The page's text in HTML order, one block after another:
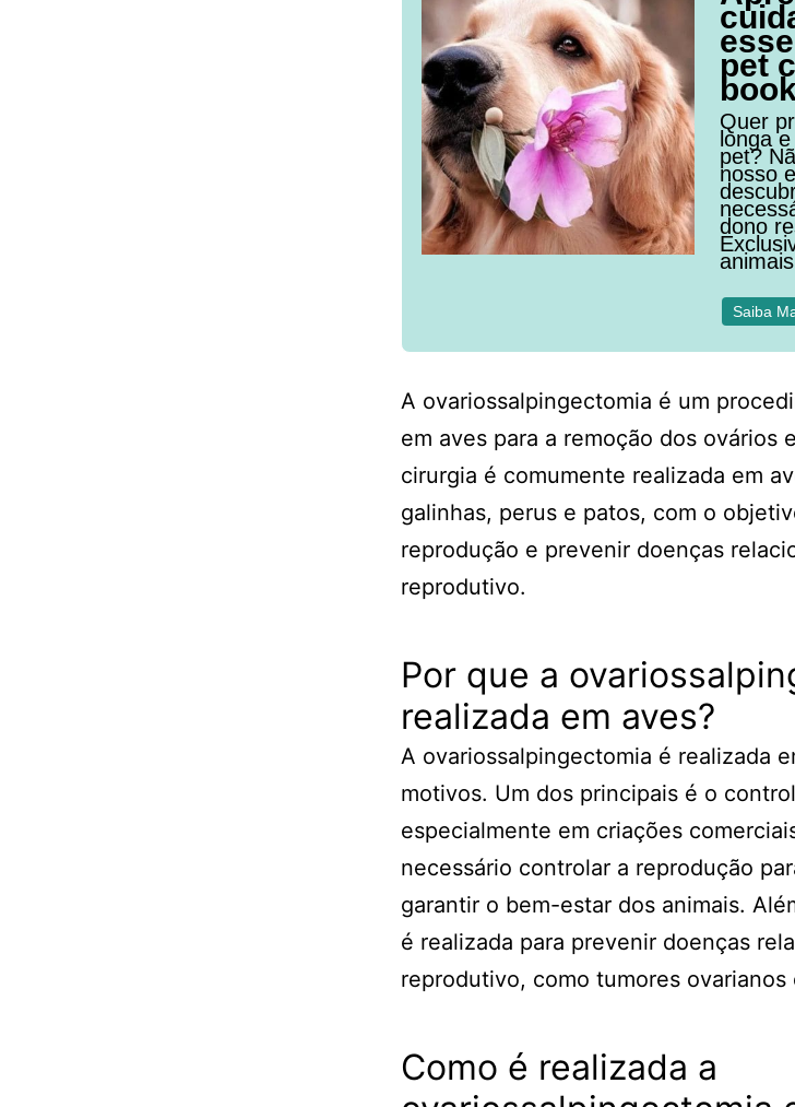
pet
Quer
longa
pet?
nosso
dono
Saiba
A ovariossalpingectomia é um
em aves para a remoção dos ovários
cirurgia é comumente realizada em
galinhas, perus e patos, com o
reprodução e prevenir doenças
reprodutivo.
Por que a
realizada em aves?
A ovariossalpingectomia é realizada
motivos. Um dos principais é o
especialmente em criações
necessário controlar a reprodução
garantir o bem-estar dos animais.
é realizada para prevenir doenças
reprodutivo, como tumores
Como é realizada a